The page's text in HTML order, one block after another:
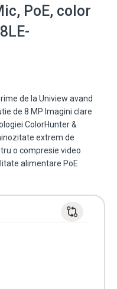
PoE, color
de la Uniview avand
de 8 MP Imagini clare
ColorHunter &
extrem de
o compresie video
alimentare PoE